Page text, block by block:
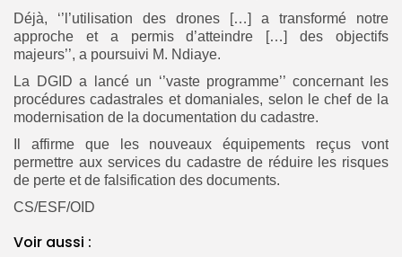
Déjà, ‘’l’utilisation des drones […] a transformé notre
approche et a permis d’atteindre […] des objectifs
majeurs’’, a poursuivi M. Ndiaye.
La DGID a lancé un ‘’vaste programme’’ concernant les
procédures cadastrales et domaniales, selon le chef de la
modernisation de la documentation du cadastre.
Il affirme que les nouveaux équipements reçus vont
permettre aux services du cadastre de réduire les risques
de perte et de falsification des documents.
CS/ESF/OID
Voir aussi :